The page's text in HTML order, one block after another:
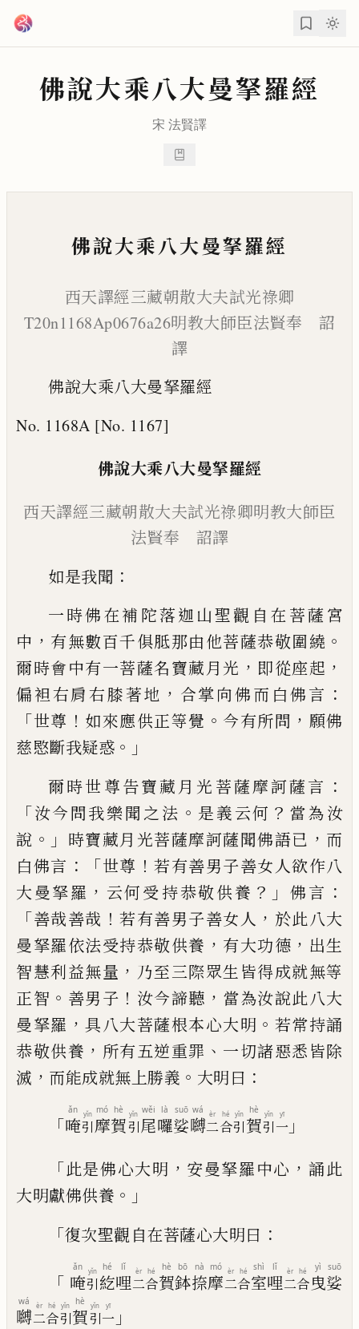
佛說大乘八大曼拏羅經
宋 法賢譯
佛說大乘八大曼拏羅經
西天譯經三藏朝散大夫試光祿卿
T20n1168Ap0676a26明教大師臣法賢奉 詔
譯
佛說大乘八大曼拏羅經
No. 1168A [No. 1167]
佛說大乘八大曼拏羅經
西天譯經三藏朝散大夫試光祿卿明教大師臣
法賢奉 詔譯
如是我聞 ：
一時佛在補陀落迦山聖觀自在 菩薩宮
中 ， 有無數百千俱胝那由他菩薩恭敬圍繞 。
爾時會中有一菩薩名寶藏月光 ， 即從座起 ，
偏袒右肩右膝著地 ， 合掌向佛而白佛言 ：
「世尊 ！ 如來應供正等覺 。 今有所問 ， 願佛
慈愍斷我疑惑 。」
爾時世尊告寶藏月光菩薩摩訶薩言 ：
「汝今問我樂聞之法 。 是義云何 ？ 當為汝
說 。」 時寶藏月光菩薩摩訶薩聞佛語已 ， 而
白佛言 ：「世尊 ！ 若有善男子善女人欲作八
大曼拏羅 ， 云何受持恭敬供養 ？」 佛言 ：
「善哉善哉 ！ 若有善男子善女人 ， 於此八大
曼拏羅依法受持恭敬供養 ， 有大功德 ， 出生
智慧利益無量 ， 乃至三際眾生皆得成就無等
正智 。 善男子 ！ 汝今諦聽 ， 當為汝說此八大
曼拏羅 ， 具八大菩薩根本心大明 。 若常持誦
恭敬供養 ， 所有五逆重罪 、 一切諸惡悉皆除
滅 ， 而能成就無上勝義 。 大明曰 ：
「唵
ǎn
引
yǐn
摩
mó
賀
hè
引
yǐn
尾
wěi
囉
là
娑
suō
嚩
wá
二
èr
合
hé
引
yǐn
賀
hè
引
yǐn
一
yī
」
「此是佛心大明 ， 安曼拏羅中心 ， 誦此
大明獻佛供養 。」
「復次聖觀自在菩薩心大明曰 ：
「 唵
ǎn
引
yǐn
紇
hé
哩
lǐ
二
èr
合
hé
賀
hè
鉢
bō
捺
nà
摩
mó
二
èr
合
hé
室
shì
哩
lǐ
二
èr
合
hé
曳
yì
娑
suō
嚩
wá
二
èr
合
hé
引
yǐn
賀
hè
引
yǐn
一
yī
」